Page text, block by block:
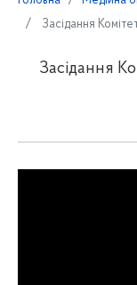
Засідання
Засідання